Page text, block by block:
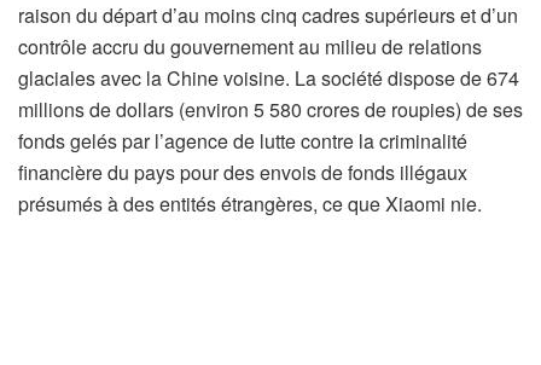
raison du départ d’au moins cinq cadres supérieurs et d’un
contrôle accru du gouvernement au milieu de relations
glaciales avec la Chine voisine. La société dispose de 674
millions de dollars (environ 5 580 crores de roupies) de ses
fonds gelés par l’agence de lutte contre la criminalité
financière du pays pour des envois de fonds illégaux
présumés à des entités étrangères, ce que Xiaomi nie.